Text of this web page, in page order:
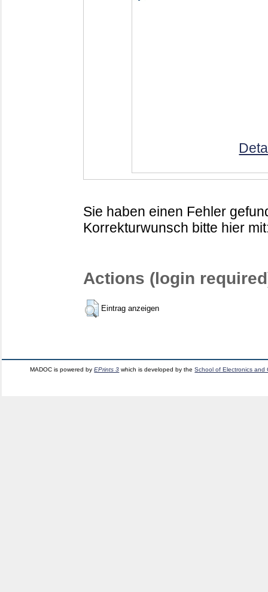
Sie haben einen Fehler
Korrekturwunsch bitte hier
Actions (login
Eintrag anzeigen
MADOC is powered byEPrints 3 which is developed by theSchool of Electronics and